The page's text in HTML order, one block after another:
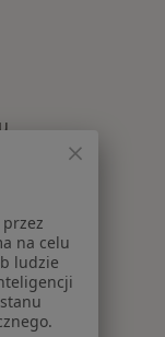
na celu
ludzie